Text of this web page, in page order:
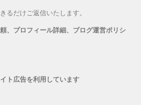
るだけご返信いたします。
、プロフィール詳細、ブログ運営ポリシ
ト広告を利用しています